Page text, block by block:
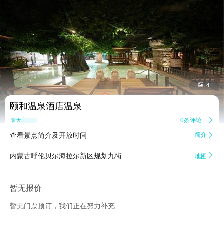
 4
颐和温泉酒店温泉
暂无点评 0条评论 
查看景点简介及开放时间 简介 
内蒙古呼伦贝尔海拉尔新区规划九街 地图 
暂无报价
暂无门票预订，我们正在努力补充